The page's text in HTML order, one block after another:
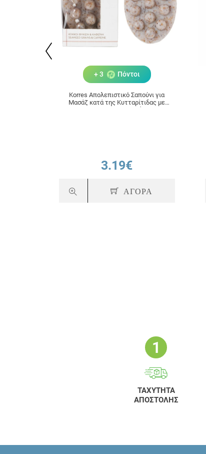
+ 3 Πόντοι
Korres Απολεπιστικό Σαπούνι για
Μασάζ κατά της Κυτταρίτιδας με
Κόκκους Φυκιών & Καφεΐνη 125gr
3.19€
ΑΓΟΡΑ
ΤΑΧΥΤΗΤΑ
ΑΠΟΣΤΟΛΗΣ